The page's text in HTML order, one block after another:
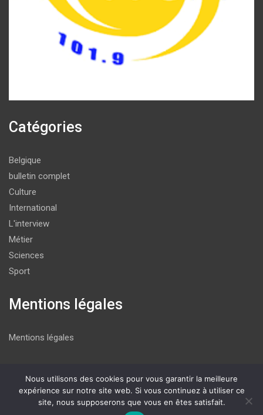
Catégories
Belgique
bulletin complet
Culture
International
L'interview
Métier
Sciences
Sport
Mentions légales
Mentions légales
Copyright © 2026La P'tite Gazette
Thème par :Theme Horse
Nous utilisons des cookies pour vous garantir la meilleure
expérience sur notre site web. Si vous continuez à utiliser ce
site, nous supposerons que vous en êtes satisfait.